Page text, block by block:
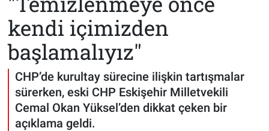
kendi içimizden
başlamalıyız"
CHP’de kurultay sürecine ilişkin tartışmalar
sürerken, eski CHP Eskişehir Milletvekili
Cemal Okan Yüksel’den dikkat çeken bir
açıklama geldi.
SAĞLIK
MAGAZİN
KADIN
TEKNOLOJİ
Eskişehir Trafik Yoğunluk Haritası
Süper Lig Puan Durumu ve Fikstür
Tüm Manşetler
Son Dakika Haberleri